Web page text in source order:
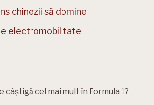
chinezii să domine
electromobilitate
câștigă cel mai mult în Formula 1?